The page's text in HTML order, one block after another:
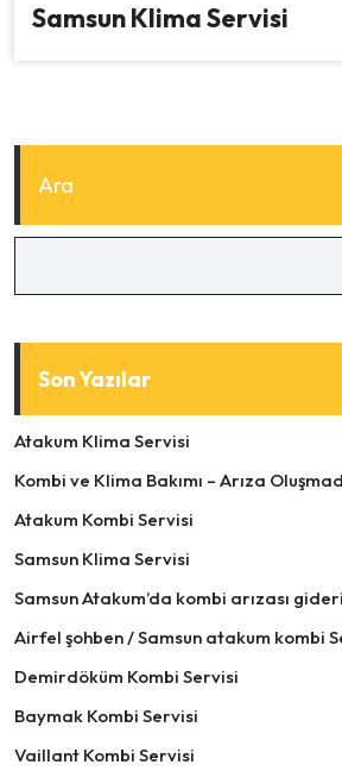
Samsun Klima Servisi
Ara
Son Yazılar
Atakum Klima Servisi
Kombi ve Klima Bakımı – Arıza
Atakum Kombi Servisi
Samsun Klima Servisi
Samsun Atakum’da kombi arızası
Airfel şohben / Samsun atakum kombi
Demirdöküm Kombi Servisi
Baymak Kombi Servisi
Vaillant Kombi Servisi